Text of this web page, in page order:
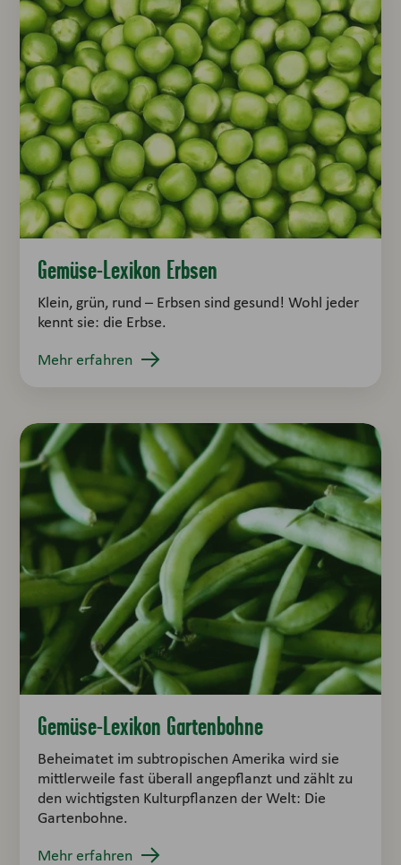
Gemüse-Lexikon Erbsen
Klein, grün, rund – Erbsen sind gesund! Wohl jeder
kennt sie: die Erbse.
Mehr erfahren
Gemüse-Lexikon Gartenbohne
Beheimatet im subtropischen Amerika wird sie
mittlerweile fast überall angepflanzt und zählt zu
den wichtigsten Kulturpflanzen der Welt: Die
Gartenbohne.
Mehr erfahren